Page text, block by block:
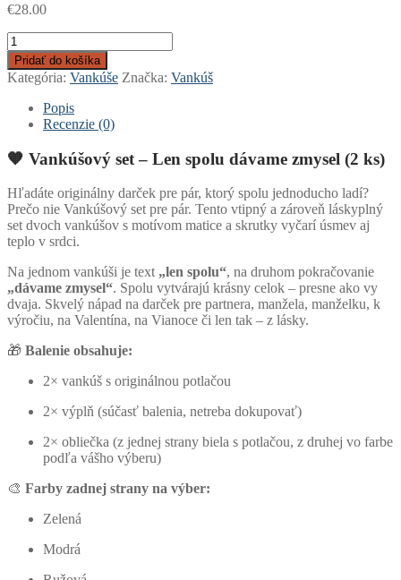
€28.00
množstvo
Set
vankúšov
pre
spolu
dávame
zmysel
Pridať do košíka
Kategória: Vankúše Značka: Vankúš
Popis
Recenzie (0)
🧡 Vankúšový set – Len spolu dávame zmysel (2 ks)
Hľadáte originálny darček pre pár, ktorý spolu jednoducho ladí?
Prečo nie Vankúšový set pre pár. Tento vtipný a zároveň láskyplný
set dvoch vankúšov s motívom matice a skrutky vyčarí úsmev aj
teplo v srdci.
Na jednom vankúši je text „len spolu“, na druhom pokračovanie
„dávame zmysel“. Spolu vytvárajú krásny celok – presne ako vy
dvaja. Skvelý nápad na darček pre partnera, manžela, manželku, k
výročiu, na Valentína, na Vianoce či len tak – z lásky.
🎁 Balenie obsahuje:
2× vankúš s originálnou potlačou
2× výplň (súčasť balenia, netreba dokupovať)
2× obliečka (z jednej strany biela s potlačou, z druhej vo farbe
podľa vášho výberu)
🎨 Farby zadnej strany na výber:
Zelená
Modrá